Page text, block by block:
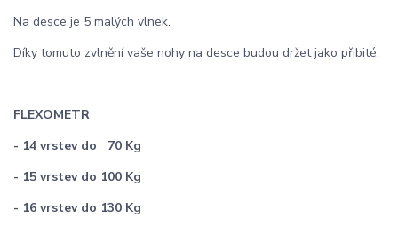
Na desce je 5 malých vlnek.
Díky tomuto zvlnění vaše nohy na desce budou držet jako přibité.
FLEXOMETR
- 14 vrstev do 70 Kg
- 15 vrstev do 100 Kg
- 16 vrstev do 130 Kg